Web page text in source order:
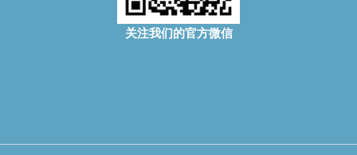
关注我们的官方微信